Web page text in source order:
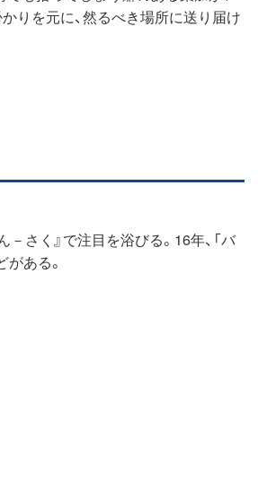
りを元に、然るべき場所に送り届け
さく』で注目を浴びる。16年、「バ
ある。